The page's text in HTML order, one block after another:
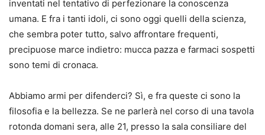
inventati nel tentativo di perfezionare la conoscenza
umana. E fra i tanti idoli, ci sono oggi quelli della scienza,
che sembra poter tutto, salvo affrontare frequenti,
precipuose marce indietro: mucca pazza e farmaci sospetti
sono temi di cronaca.
Abbiamo armi per difenderci? Sì, e fra queste ci sono la
filosofia e la bellezza. Se ne parlerà nel corso di una tavola
rotonda domani sera, alle 21, presso la sala consiliare del